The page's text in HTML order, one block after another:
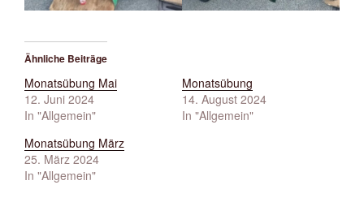
Ähnliche Beiträge
Monatsübung Mai
12. Juni 2024
In "Allgemein"
Monatsübung
14. August 2024
In "Allgemein"
Monatsübung März
25. März 2024
In "Allgemein"